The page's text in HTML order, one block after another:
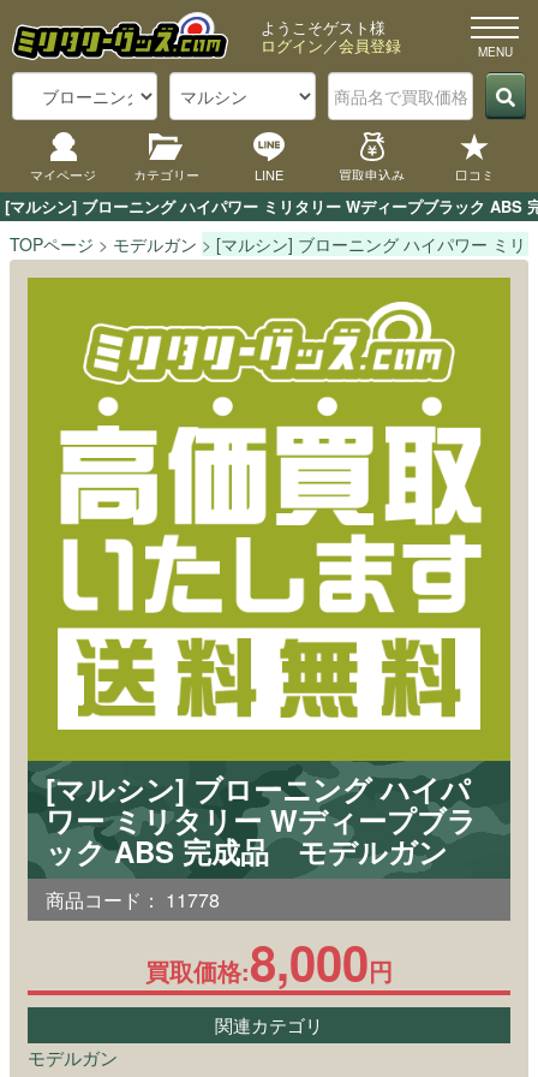
[マルシン] ブローニング ハイパワー ミリタリー Wディープブラック ABS
ようこそゲスト様
ログイン／会員登録
マイページ カテゴリー LINE 買取申込み 口コミ
TOPページ モデルガン [マルシン] ブローニング ハイパワー ミリ
[マルシン] ブローニング ハイパ
ワー ミリタリー Wディープブラ
ック ABS 完成品 モデルガン
商品コード： 11778
買取価格:8,000円
関連カテゴリ
モデルガン